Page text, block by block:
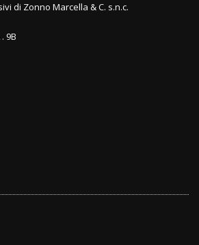
di Zonno Marcella & C. s.n.c.
9B